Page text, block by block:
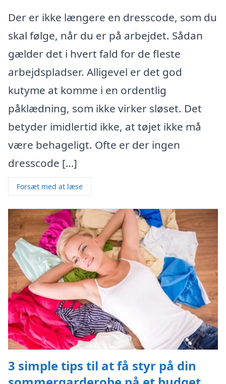
Der er ikke længere en dresscode, som du
skal følge, når du er på arbejdet. Sådan
gælder det i hvert fald for de fleste
arbejdspladser. Alligevel er det god
kutyme at komme i en ordentlig
påklædning, som ikke virker sløset. Det
betyder imidlertid ikke, at tøjet ikke må
være behageligt. Ofte er der ingen
dresscode […]
Forsæt med at læse
3 simple tips til at få styr på din